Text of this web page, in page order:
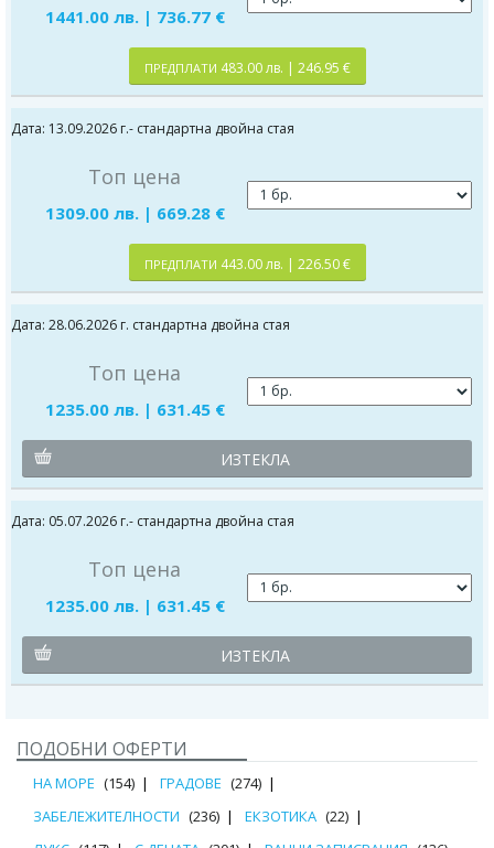
1441.00 лв. | 736.77 €
ПРЕДПЛАТИ 483.00 лв. | 246.95 €
Дата: 13.09.2026 г.- стандартна двойна стая
Топ цена
1309.00 лв. | 669.28 €
ПРЕДПЛАТИ 443.00 лв. | 226.50 €
Дата: 28.06.2026 г. стандартна двойна стая
Топ цена
1235.00 лв. | 631.45 €
ИЗТЕКЛА
Дата: 05.07.2026 г.- стандартна двойна стая
Топ цена
1235.00 лв. | 631.45 €
ИЗТЕКЛА
ПОДОБНИ ОФЕРТИ
НА МОРЕ (154) ГРАДОВЕ (274)
ЗАБЕЛЕЖИТЕЛНОСТИ (236) ЕКЗОТИКА (22)